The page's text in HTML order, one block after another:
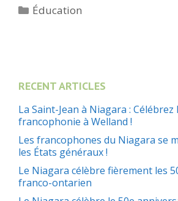
Catégories
Éducation
RECENT ARTICLES
La Saint-Jean à Niagara : Célébrez
francophonie à Welland !
Les francophones du Niagara se
les États généraux !
Le Niagara célèbre fièrement les
franco-ontarien